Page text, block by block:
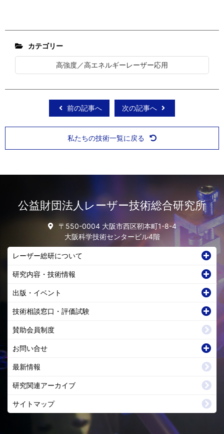
カテゴリー
高強度／高エネルギーレーザー応用
前の記事へ 次の記事へ
私たちの技術一覧に戻る
公益財団法人レーザー技術総合研究所
〒550-0004 大阪市西区靭本町1-8-4
大阪科学技術センタービル4階
レーザー総研について
研究内容・技術情報
出版・イベント
技術相談窓口・評価試験
賛助会員制度
お問い合せ
最新情報
研究関連アーカイブ
サイトマップ